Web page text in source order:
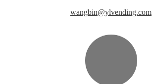
wangbin@ylvending.com